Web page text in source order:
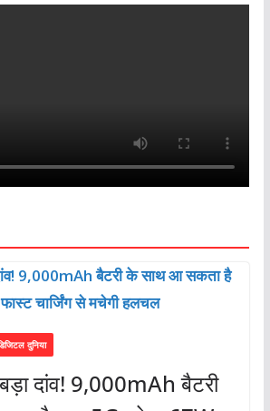
दुनिया
दांव! 9,000mAh बैटरी